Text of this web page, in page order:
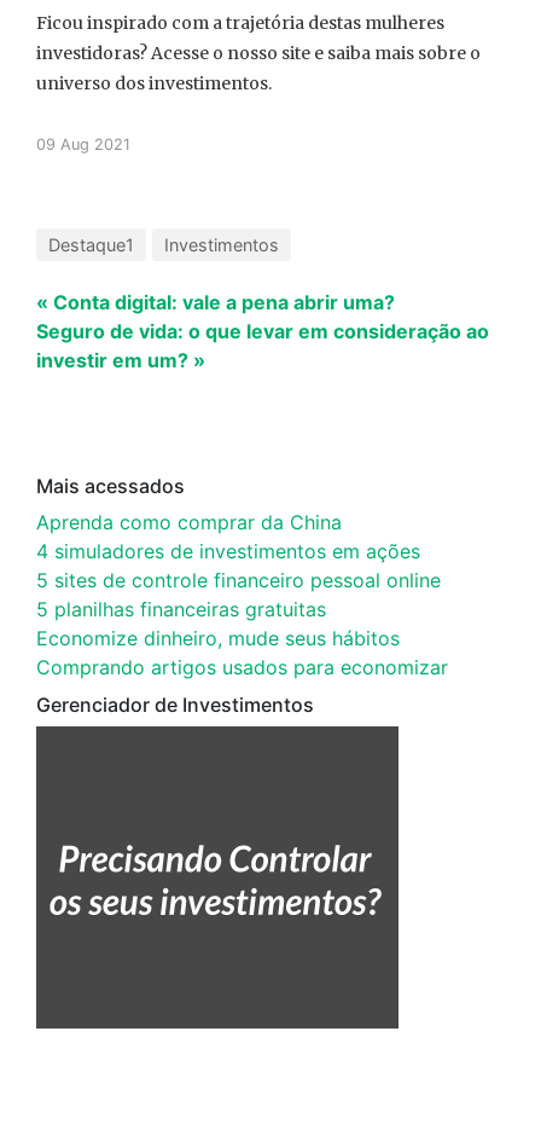
Ficou inspirado com a trajetória destas mulheres
investidoras? Acesse o nosso site e saiba mais sobre o
universo dos investimentos.
09 Aug 2021
Destaque1 Investimentos
« Conta digital: vale a pena abrir uma?
Seguro de vida: o que levar em consideração ao
investir em um? »
Mais acessados
Aprenda como comprar da China
4 simuladores de investimentos em ações
5 sites de controle financeiro pessoal online
5 planilhas financeiras gratuitas
Economize dinheiro, mude seus hábitos
Comprando artigos usados para economizar
Gerenciador de Investimentos